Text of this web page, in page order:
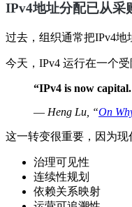
IPv4地址分配已从采
过去，组织通常把IPv4地
今天，IPv4 运行在一个
“IPv4 is now
— Heng Lu, “On
这一转变很重要，因为
治理可见性
连续性规划
依赖关系映射